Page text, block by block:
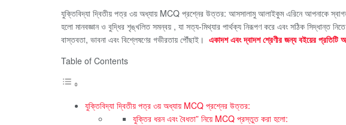
যুক্তিবিদ্যা দ্বিতীয় পত্র ৩য় অধ্যায় MCQ প্রশ্নের উত্তর: আসসালামু আলাইকুম এরিনে আপনাকে
হলো মানবজ্ঞান ও বুদ্ধির শৃঙ্খলিত সমন্বয় , যা সত্য-মিথ্যার পার্থক্য নিরূপণ করে এবং সঠিক সিদ্ধান্ত
বাস্তবতা, ভাবনা এবং বিশ্লেষণের গভীরতায় পৌঁছাই। একাদশ এবং দ্বাদশ শ্রেণীর জন্য বইয়ের প্রতিটি
Table of Contents
যুক্তিবিদ্যা দ্বিতীয় পত্র ৩য় অধ্যায় MCQ প্রশ্নের উত্তর:
যুক্তির ধরন এবং বৈধতা” নিয়ে MCQ প্রস্তুত করা হলো: